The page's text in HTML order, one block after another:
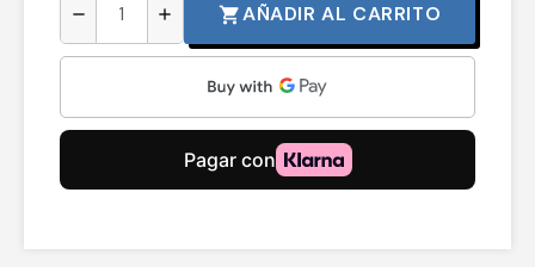
remove add shopping_cartAÑADIR AL CARRITO